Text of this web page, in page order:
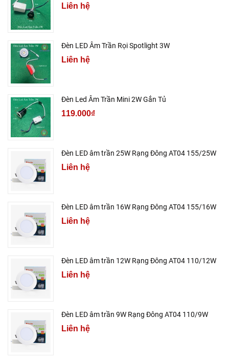
Liên hệ
Đèn LED Âm Trần Rọi Spotlight 3W
Liên hệ
Đèn Led Âm Trần Mini 2W Gắn Tủ
119.000₫
Đèn LED âm trần 25W Rạng Đông AT04 155/25W
Liên hệ
Đèn LED âm trần 16W Rạng Đông AT04 155/16W
Liên hệ
Đèn LED âm trần 12W Rạng Đông AT04 110/12W
Liên hệ
Đèn LED âm trần 9W Rạng Đông AT04 110/9W
Liên hệ